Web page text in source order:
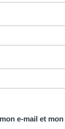
e-mail et